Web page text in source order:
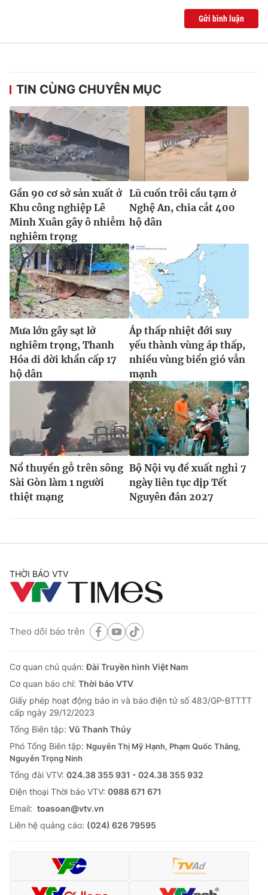
Gửi bình luận
TIN CÙNG CHUYÊN MỤC
Gần 90 cơ sở sản xuất ở
Khu công nghiệp Lê
Minh Xuân gây ô nhiễm
nghiêm trọng
Lũ cuốn trôi cầu tạm ở
Nghệ An, chia cắt 400
hộ dân
Mưa lớn gây sạt lở
nghiêm trọng, Thanh
Hóa di dời khẩn cấp 17
hộ dân
Áp thấp nhiệt đới suy
yếu thành vùng áp thấp,
nhiều vùng biển gió vẫn
mạnh
Nổ thuyền gỗ trên sông
Sài Gòn làm 1 người
thiệt mạng
Bộ Nội vụ đề xuất nghỉ 7
ngày liên tục dịp Tết
Nguyên đán 2027
THỜI BÁO VTV
Theo dõi báo trên
Cơ quan chủ quản:Đài Truyền hình Việt Nam
Cơ quan báo chí: Thời báo VTV
Giấy phép hoạt động báo in và báo điện tử số 483/GP-BTTTT
cấp ngày 29/12/2023
Tổng Biên tập: Vũ Thanh Thủy
Phó Tổng Biên tập: Nguyễn Thị Mỹ Hạnh, Phạm Quốc Thắng,
Nguyễn Trọng Ninh
Tổng đài VTV: 024.38 355 931 - 024.38 355 932
Ðiện thoại Thời báo VTV: 0988 671 671
Email: toasoan@vtv.vn
Liên hệ quảng cáo: (024) 626 79595